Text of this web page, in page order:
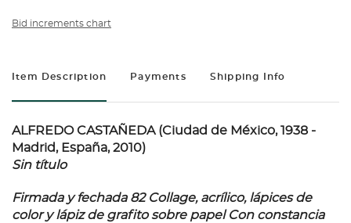
Bid increments chart
Item Description Payments Shipping Info
ALFREDO CASTAÑEDA (Ciudad de México, 1938 -
Madrid, España, 2010)
Sin título
Firmada y fechada 82 Collage, acrílico, lápices de
color y lápiz de grafito sobre papel Con constancia